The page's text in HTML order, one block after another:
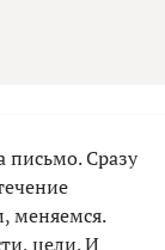
письмо. Сразу
меняемся.
цели. И